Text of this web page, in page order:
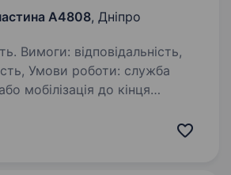
А4808, Дніпро
служба
мобілізація до кінця
дронів по типу (mavik), є